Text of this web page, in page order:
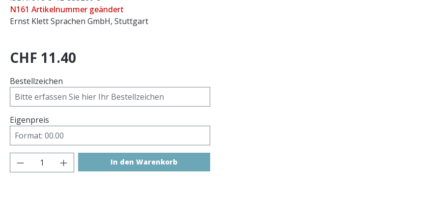
N161 Artikelnummer geändert
Ernst Klett Sprachen GmbH, Stuttgart
CHF 11.40
Bestellzeichen
Eigenpreis
Produkt Anzahl: Gib den gewünschten Wert ein oder benutze die
In den Warenkorb